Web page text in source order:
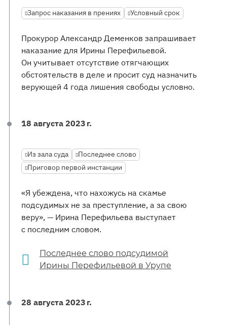
Запрос наказания в прениях Условный срок
Прокурор Александр Деменков запрашивает
наказание для Ирины Перефильевой.
Он учитывает отсутствие отягчающих
обстоятельств в деле и просит суд назначить
верующей 4 года лишения свободы условно.
18 августа 2023 г.
Из зала суда
Последнее слово
Приговор первой инстанции
«Я убеждена, что нахожусь на скамье
подсудимых не за преступление, а за свою
веру», — Ирина Перефильева выступает
с последним словом.
Последнее слово подсудимой
Ирины Перефильевой в Урупе
28 августа 2023 г.